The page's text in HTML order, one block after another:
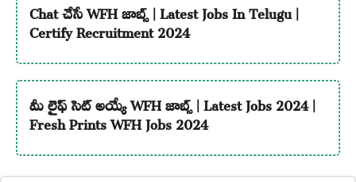
Chat చేసే WFH జాబ్స్ | Latest Jobs In Telugu |
Certify Recruitment 2024
మీ లైఫ్ సెట్ అయ్యే WFH జాబ్స్ | Latest Jobs 2024 |
Fresh Prints WFH Jobs 2024